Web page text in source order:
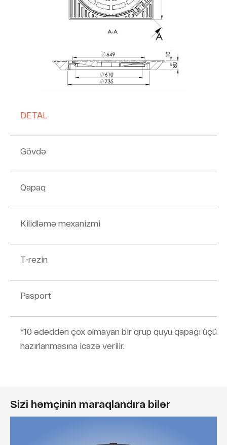
DETAL
Gövdə
Qapaq
Kilidləmə mexanizmi
T-rezin
Pasport
*10 ədəddən çox olmayan bir qrup quyu qapağı üçün
hazırlanmasına icazə verilir.
Sizi həmçinin maraqlandıra bilər